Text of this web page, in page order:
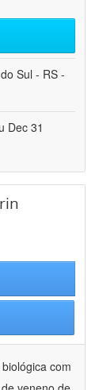
Sul - RS -
Dec 31
com